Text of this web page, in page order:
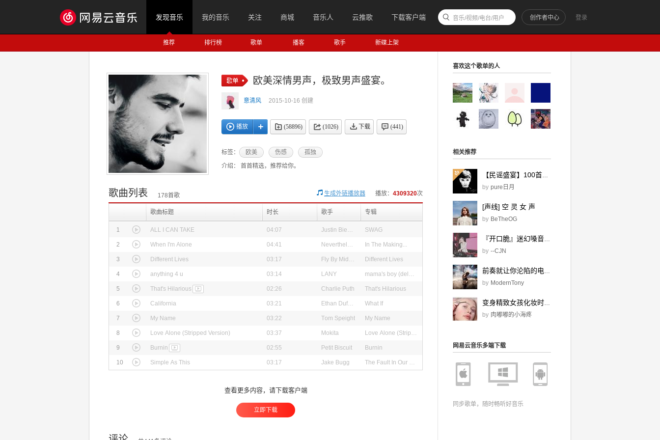
发现音乐 我的音乐 关注 商城 音乐人 云推歌 下载客户端 登录
创作者中心
音乐/视频/电台/用户
推荐 排行榜 歌单 播客 歌手 新碟上架